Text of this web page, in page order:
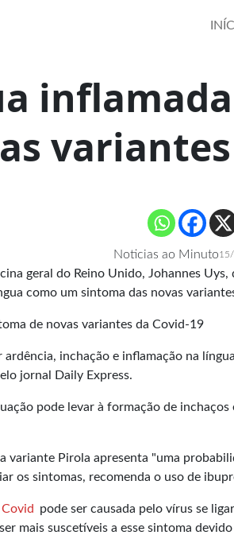
Noticias ao Minuto
geral do Reino Unido, Johannes
como um sintoma das novas
inchação e inflamação na
jornal Daily Express.
pode levar à formação de inchaços
variante Pirola apresenta "uma
os sintomas, recomenda o uso de
Covid
pode ser causada pelo vírus se
mais suscetíveis a esse sintoma